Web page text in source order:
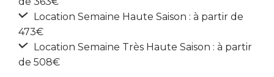
Location Semaine Haute Saison : à partir de
473€
Location Semaine Très Haute Saison : à partir
de 508€